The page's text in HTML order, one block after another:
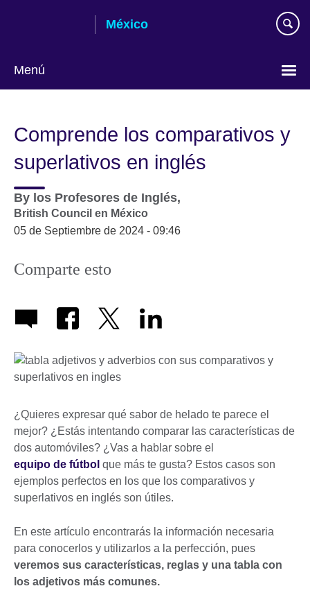
México
Menú
language
Comprende los comparativos y
superlativos en inglés
By los Profesores de Inglés,
British Council en México
05 de Septiembre de 2024 - 09:46
Comparte esto
¿Quieres expresar qué sabor de helado te parece el
mejor? ¿Estás intentando comparar las características de
dos automóviles? ¿Vas a hablar sobre el
equipo de fútbol que más te gusta? Estos casos son
ejemplos perfectos en los que los comparativos y
superlativos en inglés son útiles.
En este artículo encontrarás la información necesaria
para conocerlos y utilizarlos a la perfección, pues
veremos sus características, reglas y una tabla con
los adjetivos más comunes.